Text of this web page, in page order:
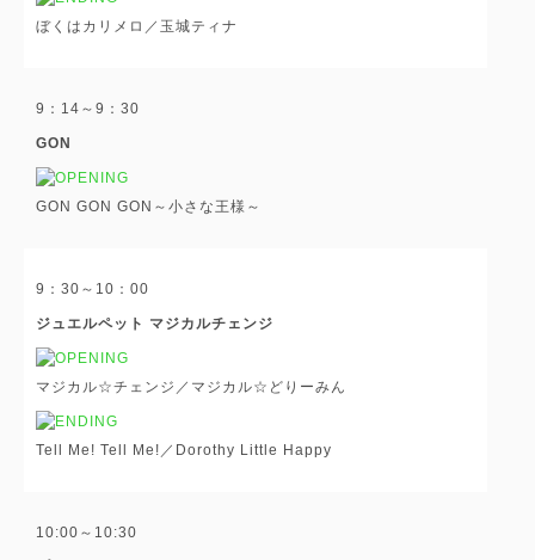
ぼくはカリメロ／玉城ティナ
9：14～9：30
GON
GON GON GON～小さな王様～
9：30～10：00
ジュエルペット マジカルチェンジ
マジカル☆チェンジ／マジカル☆どりーみん
Tell Me! Tell Me!／Dorothy Little Happy
10:00～10:30